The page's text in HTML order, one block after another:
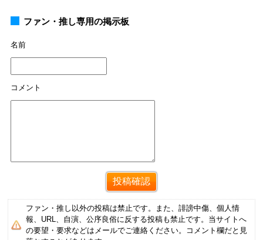
ファン・推し専用の掲示板
名前
コメント
ファン・推し以外の投稿は禁止です。また、誹謗中傷、個人情
報、URL、自演、公序良俗に反する投稿も禁止です。当サイトへ
の要望・要求などはメールでご連絡ください。コメント欄だと見